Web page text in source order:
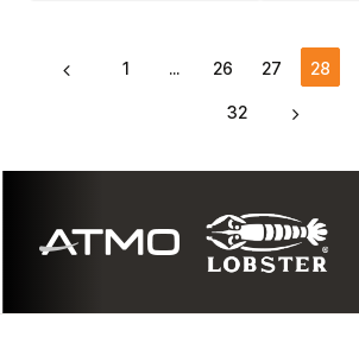
1 ... 26 27 28
32